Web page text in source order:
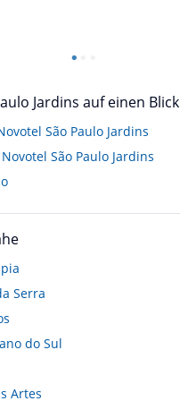
Jardins auf einen Blick
São Paulo Jardins
São Paulo Jardins
Serra
do Sul
Artes